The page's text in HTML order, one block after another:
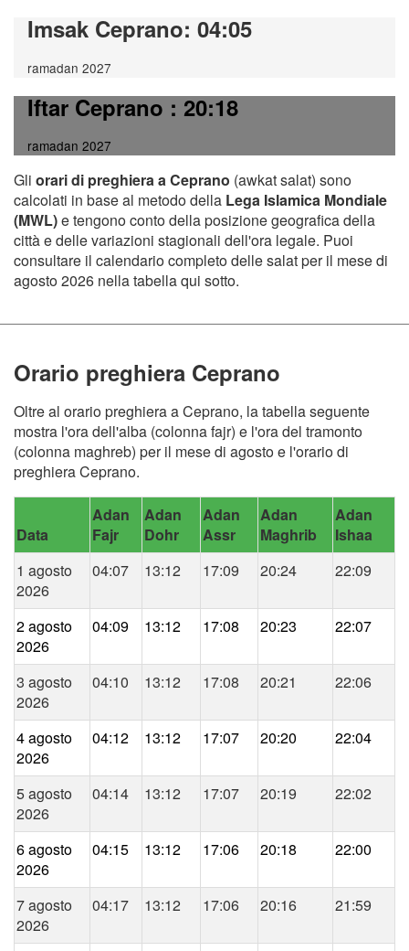
Imsak Ceprano: 04:05
ramadan 2027
Iftar Ceprano: 20:18
ramadan 2027
Gli orari di preghiera a Ceprano (awkat salat) sono
calcolati in base al metodo della Lega Islamica Mondiale
(MWL)e tengono conto della posizione geografica della
città e delle variazioni stagionali dell'ora legale. Puoi
consultare il calendario completo delle salat per il mese di
agosto 2026 nella tabella qui sotto.
Orario preghiera Ceprano
Oltre al orario preghiera a Ceprano, la tabella seguente
mostra l'ora dell'alba (colonna fajr) e l'ora del tramonto
(colonna maghreb) per il mese di agosto e l'orario di
preghiera Ceprano.
Data
Adan
Fajr
Adan
Dohr
Adan
Assr
Adan
Maghrib
Adan
Ishaa
1 agosto
2026
04:07 13:12 17:09 20:24 22:09
2 agosto
2026
04:09 13:12 17:08 20:23 22:07
3 agosto
2026
04:10 13:12 17:08 20:21 22:06
4 agosto
2026
04:12 13:12 17:07 20:20 22:04
5 agosto
2026
04:14 13:12 17:07 20:19 22:02
6 agosto
2026
04:15 13:12 17:06 20:18 22:00
7 agosto
2026
04:17 13:12 17:06 20:16 21:59